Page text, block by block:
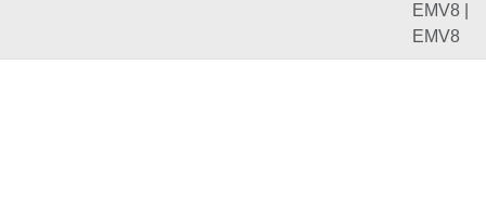
EMV8 |
EMV8